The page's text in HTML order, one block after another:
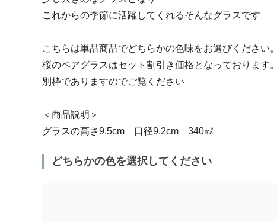
これからの季節に活躍してくれるそんなグラスです
こちらは単品商品でどちらかの色味をお選びください。
桜のペアグラスはセット割引き価格となっております。
別枠でありますのでご覧ください
＜商品説明＞
グラスの高さ9.5cm 口径9.2cm 340㎖
どちらかの色を選択してください